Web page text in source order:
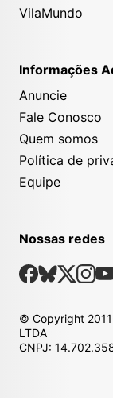
VilaMundo
Informações
Anuncie
Fale Conosco
Quem somos
Política de
Equipe
Nossas redes
Nossas Redes
Facebook
Bsky
X
© Copyright
LTDA
CNPJ: